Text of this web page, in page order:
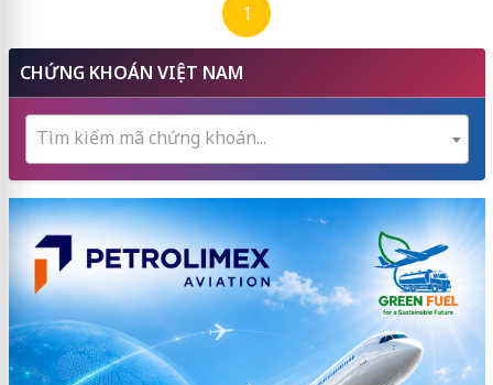
1
CHỨNG KHOÁN VIỆT NAM
Tìm kiếm mã chứng khoán...